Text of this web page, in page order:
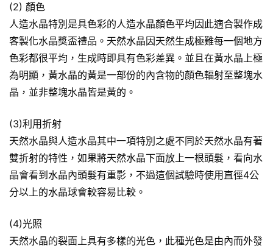
(2) 顏色
人造水晶特別是具色彩的人造水晶顏色平均因此適合製作成
客製化水晶獎盃禮品。天然水晶因天然生成極難每一個地方
色彩都很平均，生成時即具有色彩差異。並且在黃水晶上極
為明顯，黃水晶的黃是一部份的內含物的顏色輻射至整塊水
晶，並非整塊水晶皆是黃的。
(3)利用折射
天然水晶與人造水晶其中一項特別之處不同於天然水晶有著
雙折射的特性，如果將天然水晶下面放上一根頭髮，看向水
晶會看到水晶內頭髮有重影，不過這個試驗時使用直徑4公
分以上的水晶球會較容易比較。
(4)光照
天然水晶的裂面上具有多樣的光色，此種光色是由內而外發